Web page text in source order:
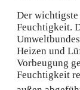
Der
Feuchtigkeit.
Heizen und
Vorbeugung
Feuchtigkeit